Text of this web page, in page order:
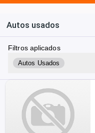
Autos usados
Filtros aplicados
Autos Usados